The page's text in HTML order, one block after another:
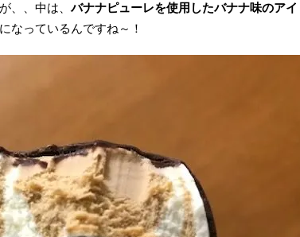
、、中は、バナナピューレを使用したバナナ味のアイ
になっているんですね～！